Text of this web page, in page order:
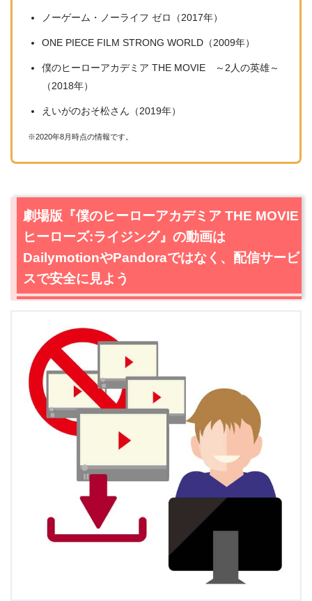
ノーゲーム・ノーライフ ゼロ（2017年）
ONE PIECE FILM STRONG WORLD（2009年）
僕のヒーローアカデミア THE MOVIE ～2人の英雄～
（2018年）
えいがのおそ松さん（2019年）
※2020年8月時点の情報です。
劇場版『僕のヒーローアカデミア THE MOVIE
ヒーローズ:ライジング』の動画は
DailymotionやPandoraではなく、配信サービ
スで安全に見よう